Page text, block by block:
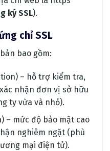
ký SSL).
chỉ SSL
bao gồm:
– hỗ trợ kiểm tra,
nhận đơn vị sở hữu
ty vừa và nhỏ).
– mức độ bảo mật cao
nghiêm ngặt (phù
mại điện tử).